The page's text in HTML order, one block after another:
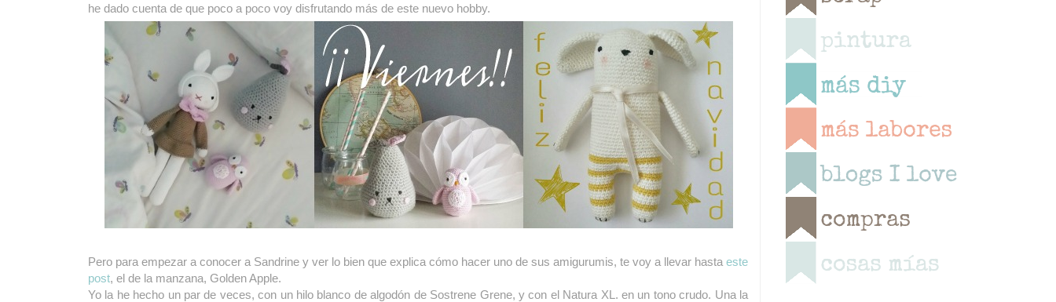
he dado cuenta de que poco a poco voy disfrutando más de este nuevo hobby.
Pero para empezar a conocer a Sandrine y ver lo bien que explica cómo hacer uno de sus amigurumis, te voy a llevar hasta este
post, el de la manzana, Golden Apple.
Yo la he hecho un par de veces, con un hilo blanco de algodón de Sostrene Grene, y con el Natura XL. en un tono crudo. Una la